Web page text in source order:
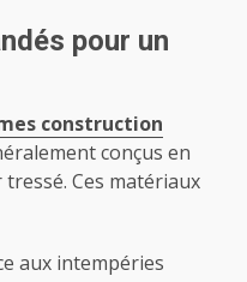
pour un
construction
conçus en
Ces matériaux
aux intempéries